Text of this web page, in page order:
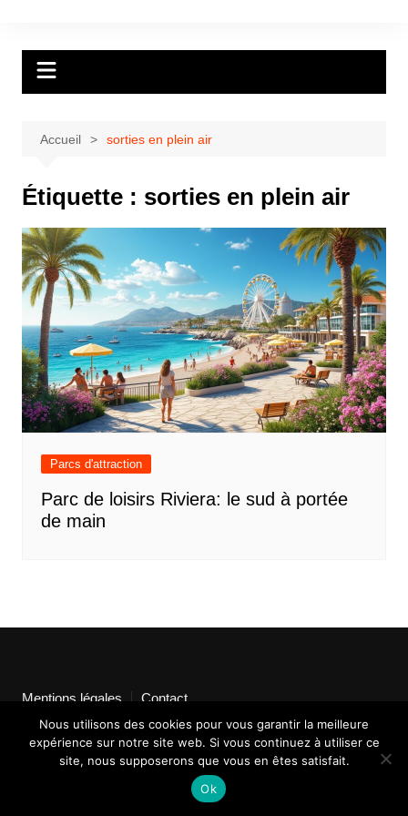
Accueil sorties en plein air
Étiquette : sorties en plein air
Parcs d'attraction
Parc de loisirs Riviera: le sud à portée
de main
Mentions légales Contact
Nous utilisons des cookies pour vous garantir la meilleure
expérience sur notre site web. Si vous continuez à utiliser ce
site, nous supposerons que vous en êtes satisfait.
Ok